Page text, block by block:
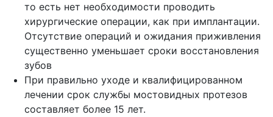
то есть нет необходимости проводить
хирургические операции, как при имплантации.
Отсутствие операций и ожидания приживления
существенно уменьшает сроки восстановления
зубов
При правильно уходе и квалифицированном
лечении срок службы мостовидных протезов
составляет более 15 лет.